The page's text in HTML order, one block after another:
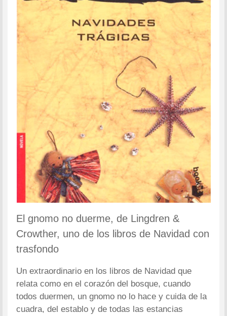
El gnomo no duerme, de Lingdren &
Crowther, uno de los libros de Navidad con
trasfondo
Un extraordinario en los libros de Navidad que
relata como en el corazón del bosque, cuando
todos duermen, un gnomo no lo hace y cuida de la
cuadra, del establo y de todas las estancias